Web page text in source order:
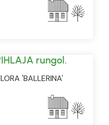
rungol.
'BALLERINA'